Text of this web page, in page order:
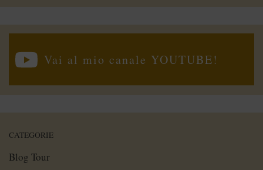
Vai al mio canale YOUTUBE!
CATEGORIE
Blog Tour